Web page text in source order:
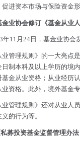
促进资本市场与保险资金
金业协会修订《基金从业
年11月24日，基金业协会
业管理规则》的一大亮点
日制本科及以上学历的境
基金从业资格；从业经历
业资格。此外，境外基金
业管理规则》还对从业人
义的行为等。
募投资基金监督管理办